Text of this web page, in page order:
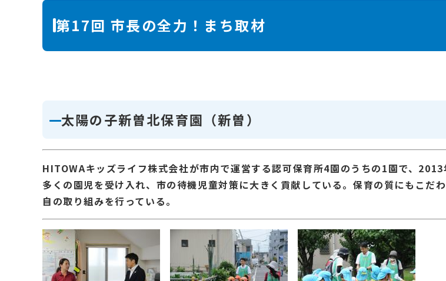
本
第17回 市長の全力！まち取材
太陽の子新曽北保育園（新曽）
HITOWAキッズライフ株式会社が市内で運営する認可保育所4園のうちの1園で、
多くの園児を受け入れ、市の待機児童対策に大きく貢献している。保育の質にもこだ
自の取り組みを行っている。